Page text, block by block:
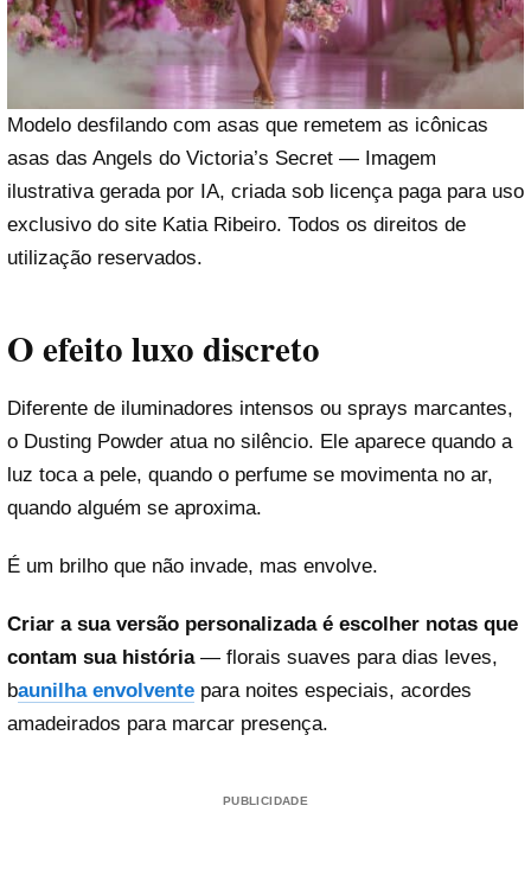
Modelo desfilando com asas que remetem as icônicas
asas das Angels do Victoria’s Secret — Imagem
ilustrativa gerada por IA, criada sob licença paga para uso
exclusivo do site Katia Ribeiro. Todos os direitos de
utilização reservados.
O efeito luxo discreto
Diferente de iluminadores intensos ou sprays marcantes,
o Dusting Powder atua no silêncio. Ele aparece quando a
luz toca a pele, quando o perfume se movimenta no ar,
quando alguém se aproxima.
É um brilho que não invade, mas envolve.
Criar a sua versão personalizada é escolher notas que
contam sua história — florais suaves para dias leves,
baunilha envolvente para noites especiais, acordes
amadeirados para marcar presença.
PUBLICIDADE